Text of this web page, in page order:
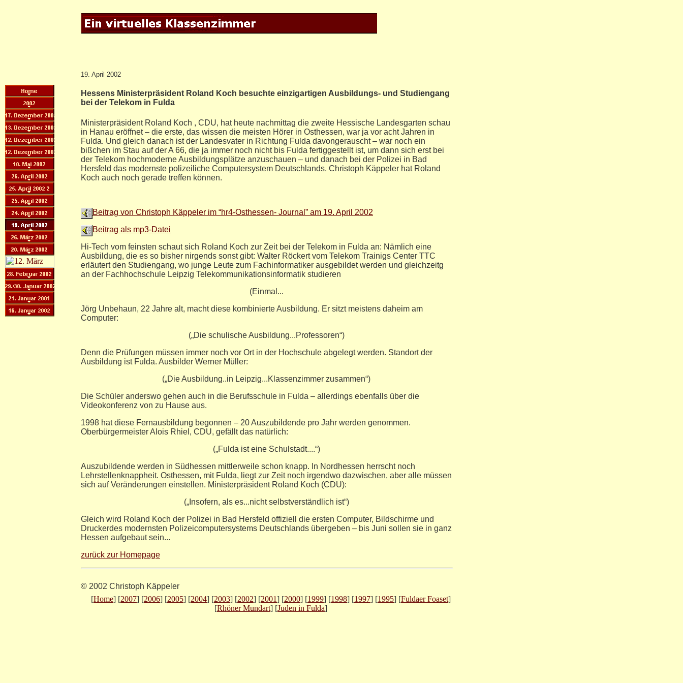
19. April 2002
Hessens Ministerpräsident Roland Koch besuchte einzigartigen Ausbildungs- und Studiengang
bei der Telekom in Fulda
Ministerpräsident Roland Koch , CDU, hat heute nachmittag die zweite Hessische Landesgarten schau
in Hanau eröffnet – die erste, das wissen die meisten Hörer in Osthessen, war ja vor acht Jahren in
Fulda. Und gleich danach ist der Landesvater in Richtung Fulda davongerauscht – war noch ein
bißchen im Stau auf der A 66, die ja immer noch nicht bis Fulda fertiggestellt ist, um dann sich erst bei
der Telekom hochmoderne Ausbildungsplätze anzuschauen – und danach bei der Polizei in Bad
Hersfeld das modernste polizeiliche Computersystem Deutschlands. Christoph Käppeler hat Roland
Koch auch noch gerade treffen können.
Beitrag von Christoph Käppeler im “hr4-Osthessen- Journal” am 19. April 2002
Beitrag als mp3-Datei
Hi-Tech vom feinsten schaut sich Roland Koch zur Zeit bei der Telekom in Fulda an: Nämlich eine
Ausbildung, die es so bisher nirgends sonst gibt: Walter Röckert vom Telekom Trainigs Center TTC
erläutert den Studiengang, wo junge Leute zum Fachinformatiker ausgebildet werden und gleichzeitg
an der Fachhochschule Leipzig Telekommunikationsinformatik studieren
(Einmal...
Jörg Unbehaun, 22 Jahre alt, macht diese kombinierte Ausbildung. Er sitzt meistens daheim am
Computer:
(„Die schulische Ausbildung...Professoren“)
Denn die Prüfungen müssen immer noch vor Ort in der Hochschule abgelegt werden. Standort der
Ausbildung ist Fulda. Ausbilder Werner Müller:
(„Die Ausbildung..in Leipzig...Klassenzimmer zusammen“)
Die Schüler anderswo gehen auch in die Berufsschule in Fulda – allerdings ebenfalls über die
Videokonferenz von zu Hause aus.
1998 hat diese Fernausbildung begonnen – 20 Auszubildende pro Jahr werden genommen.
Oberbürgermeister Alois Rhiel, CDU, gefällt das natürlich:
(„Fulda ist eine Schulstadt....“)
Auszubildende werden in Südhessen mittlerweile schon knapp. In Nordhessen herrscht noch
Lehrstellenknappheit. Osthessen, mit Fulda, liegt zur Zeit noch irgendwo dazwischen, aber alle müssen
sich auf Veränderungen einstellen. Ministerpräsident Roland Koch (CDU):
(„Insofern, als es...nicht selbstverständlich ist“)
Gleich wird Roland Koch der Polizei in Bad Hersfeld offiziell die ersten Computer, Bildschirme und
Druckerdes modernsten Polizeicomputersystems Deutschlands übergeben – bis Juni sollen sie in ganz
Hessen aufgebaut sein...
zurück zur Homepage
© 2002 Christoph Käppeler
[Home] [2007] [2006] [2005] [2004] [2003] [2002] [2001] [2000] [1999] [1998] [1997] [1995] [Fuldaer Foaset]
[Rhöner Mundart] [Juden in Fulda]